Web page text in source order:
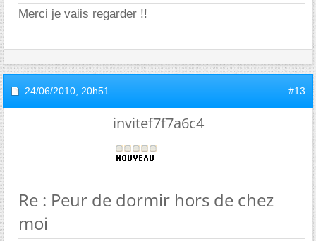
Merci je vaiis regarder !!
24/06/2010, 20h51 #13
invitef7f7a6c4
Re : Peur de dormir hors de chez
moi